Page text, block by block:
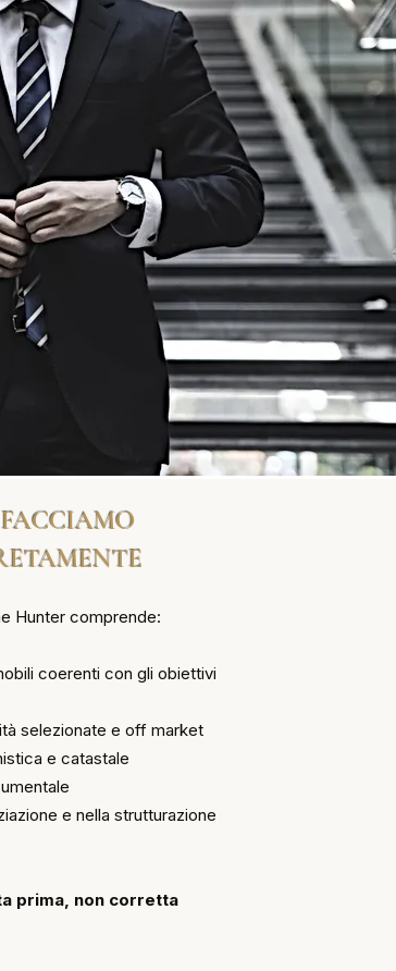
Hunter comprende:
coerenti con gli obiettivi
selezionate e off market
e catastale
e nella strutturazione
prima, non corretta